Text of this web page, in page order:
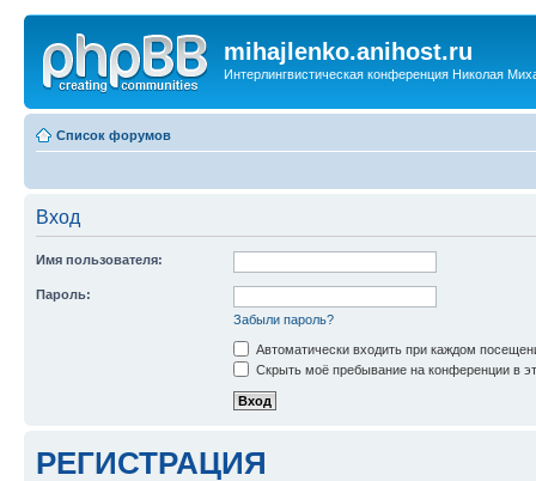
mihajlenko.anihost.ru
Интерлингвистическая конференция Николая
Список форумов
Вход
Имя пользователя:
Пароль:
Забыли пароль?
Автоматически входить при каждом
Скрыть моё пребывание на конференции в
РЕГИСТРАЦИЯ